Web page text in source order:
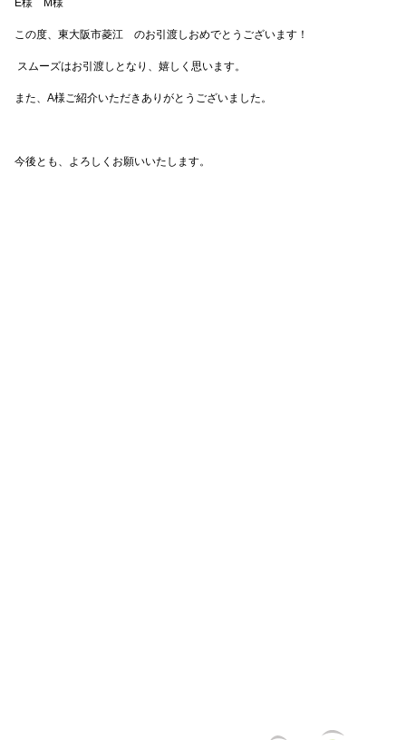
E様 M様
この度、東大阪市菱江 のお引渡しおめでとうございます！
スムーズはお引渡しとなり、嬉しく思います。
また、A様ご紹介いただきありがとうございました。
今後とも、よろしくお願いいたします。